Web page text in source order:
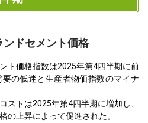
ンドセメント価格
ト価格指数は2025年第4四半期に前
の低迷と生産者物価指数のマイナ
ストは2025年第4四半期に増加し、
の上昇によって促進された。